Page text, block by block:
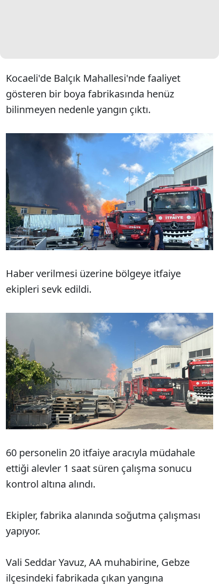
Kocaeli'de Balçık Mahallesi'nde faaliyet
gösteren bir boya fabrikasında henüz
bilinmeyen nedenle yangın çıktı.
Haber verilmesi üzerine bölgeye itfaiye
ekipleri sevk edildi.
60 personelin 20 itfaiye aracıyla müdahale
ettiği alevler 1 saat süren çalışma sonucu
kontrol altına alındı.
Ekipler, fabrika alanında soğutma çalışması
yapıyor.
Vali Seddar Yavuz, AA muhabirine, Gebze
ilçesindeki fabrikada çıkan yangına